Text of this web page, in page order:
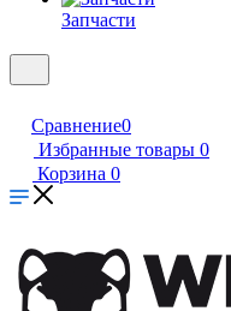
Запчасти
Сравнение0
Избранные товары 0
Корзина 0